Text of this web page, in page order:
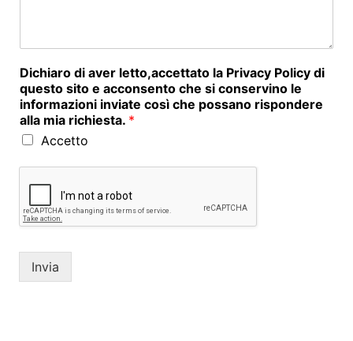
Dichiaro di aver letto,accettato la Privacy Policy di
questo sito e acconsento che si conservino le
informazioni inviate così che possano rispondere
alla mia richiesta. *
Accetto
Invia